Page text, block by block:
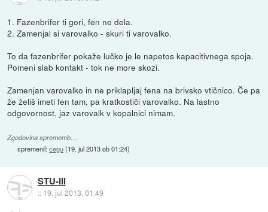
1. Fazenbrifer ti gori, fen ne dela.
2. Zamenjal si varovalko - skuri ti varovalko.
To da fazenbrifer pokaže lučko je le napetos kapacitivnega spoja.
Pomeni slab kontakt - tok ne more skozi.
Zamenjan varovalko in ne priklapljaj fena na brivsko vtičnico. Če pa
že želiš imeti fen tam, pa kratkostiči varovalko. Na lastno
odgovornost, jaz varovalk v kopalnici nimam.
Zgodovina sprememb…
spremenil:cegu(19. jul 2013 ob 01:24)
STU-III
:: 19. jul 2013, 01:49